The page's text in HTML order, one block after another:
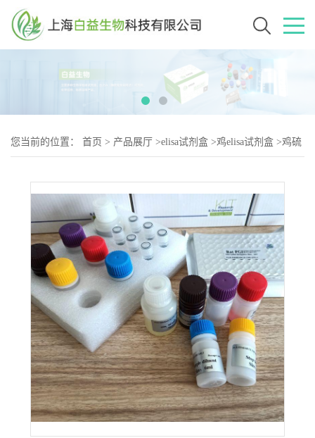
您当前的位置： 首页 > 产品展厅 >elisa试剂盒 >鸡elisa试剂盒 >鸡硫